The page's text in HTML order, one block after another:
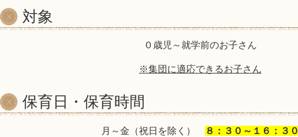
対象
０歳児～就学前のお子さん
※集団に適応できるお子さん
保育日・保育時間
月～金（祝日を除く） ８：３０～１６：３０